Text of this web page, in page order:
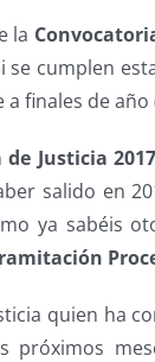
la
cumplen
finales de
Justicia 2017
salido en
ya sabéis
quien ha
próximos